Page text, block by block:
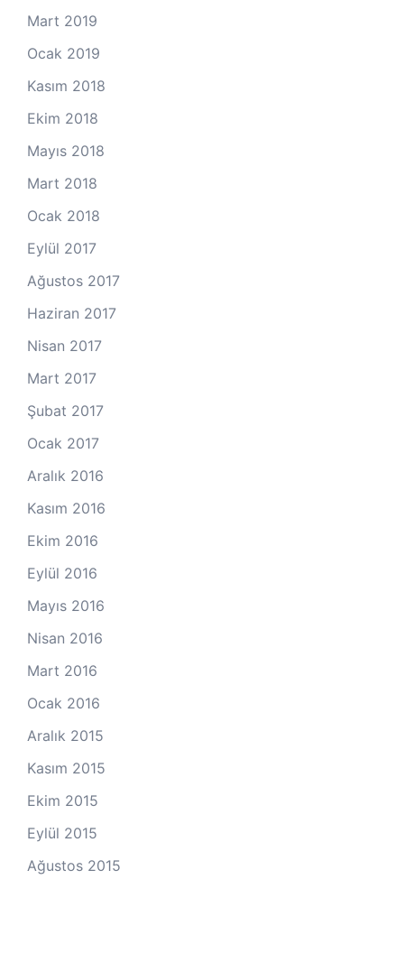
Mart 2019
Ocak 2019
Kasım 2018
Ekim 2018
Mayıs 2018
Mart 2018
Ocak 2018
Eylül 2017
Ağustos 2017
Haziran 2017
Nisan 2017
Mart 2017
Şubat 2017
Ocak 2017
Aralık 2016
Kasım 2016
Ekim 2016
Eylül 2016
Mayıs 2016
Nisan 2016
Mart 2016
Ocak 2016
Aralık 2015
Kasım 2015
Ekim 2015
Eylül 2015
Ağustos 2015